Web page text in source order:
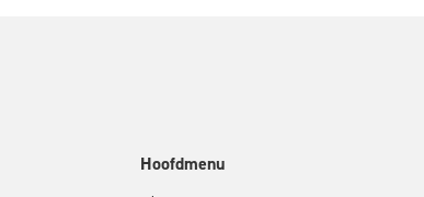
Hoofdmenu